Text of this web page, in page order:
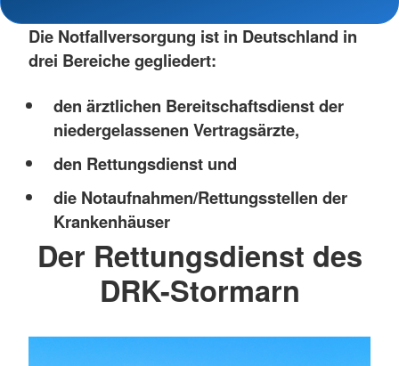
Die Notfallversorgung ist in Deutschland in
drei Bereiche gegliedert:
den ärztlichen Bereitschaftsdienst der
niedergelassenen Vertragsärzte,
den Rettungsdienst und
die Notaufnahmen/Rettungsstellen der
Krankenhäuser
Der Rettungsdienst des
DRK-Stormarn